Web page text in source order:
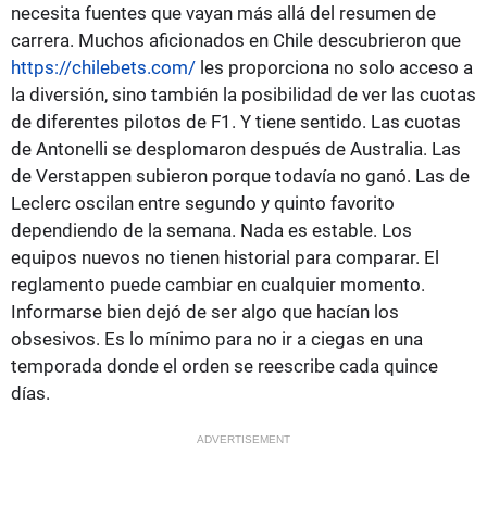
necesita fuentes que vayan más allá del resumen de
carrera. Muchos aficionados en Chile descubrieron que
https://chilebets.com/ les proporciona no solo acceso a
la diversión, sino también la posibilidad de ver las cuotas
de diferentes pilotos de F1. Y tiene sentido. Las cuotas
de Antonelli se desplomaron después de Australia. Las
de Verstappen subieron porque todavía no ganó. Las de
Leclerc oscilan entre segundo y quinto favorito
dependiendo de la semana. Nada es estable. Los
equipos nuevos no tienen historial para comparar. El
reglamento puede cambiar en cualquier momento.
Informarse bien dejó de ser algo que hacían los
obsesivos. Es lo mínimo para no ir a ciegas en una
temporada donde el orden se reescribe cada quince
días.
ADVERTISEMENT